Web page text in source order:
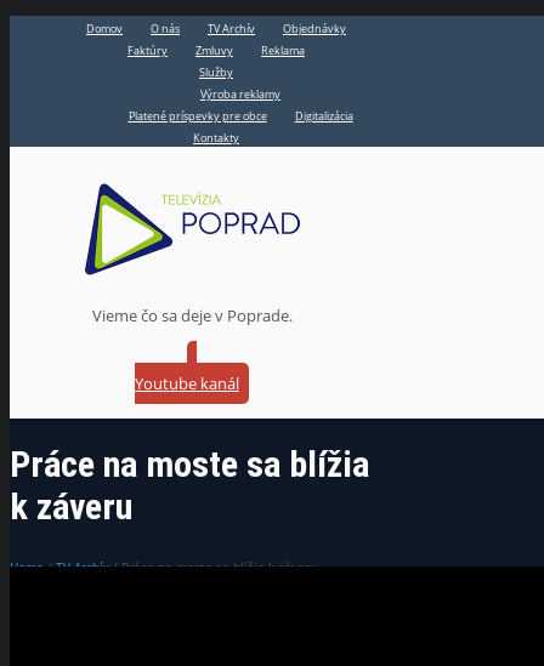
Domov O nás TV Archív
Objednávky
Faktúry
Zmluvy
Reklama
Služby
Výroba reklamy
Platené príspevky pre obce
Digitalizácia
Kontakty
Vieme čo sa deje v Poprade.
Youtube kanál
Práce na moste sa blížia
k záveru
Home/TV Archív/ Práce na moste sa blížia k záveru